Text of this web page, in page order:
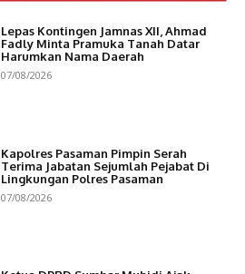
Lepas Kontingen Jamnas XII, Ahmad
Fadly Minta Pramuka Tanah Datar
Harumkan Nama Daerah
07/08/2026
Kapolres Pasaman Pimpin Serah
Terima Jabatan Sejumlah Pejabat Di
Lingkungan Polres Pasaman
07/08/2026